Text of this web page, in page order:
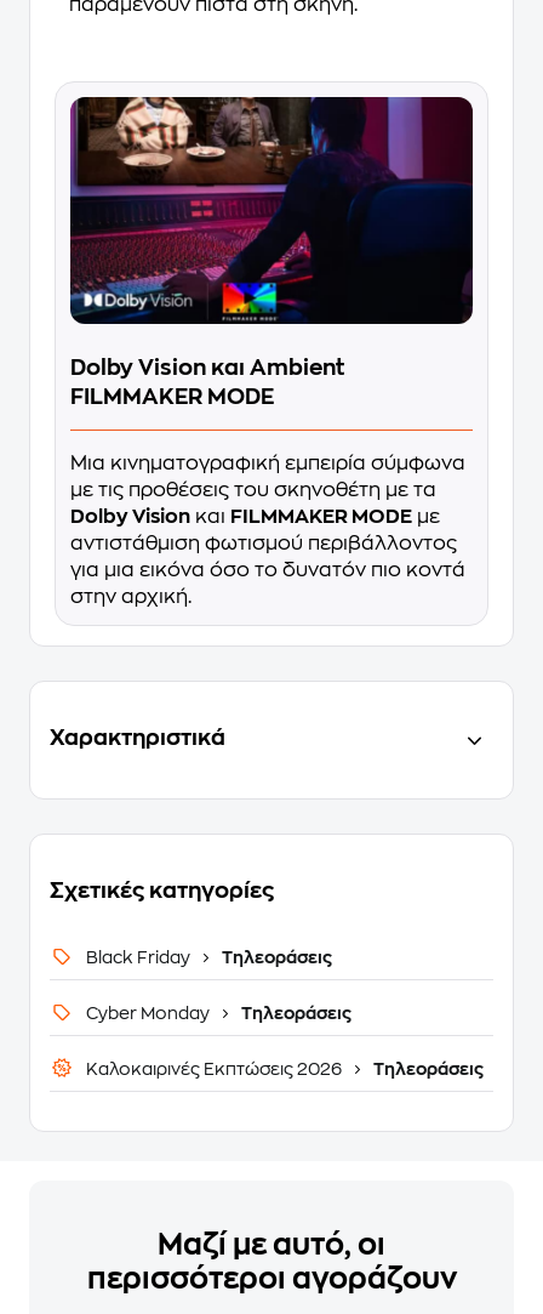
παραμένουν πιστά στη σκηνή.
Dolby Vision και Ambient
FILMMAKER MODE
Μια κινηματογραφική εμπειρία σύμφωνα
με τις προθέσεις του σκηνοθέτη με τα
Dolby Vision και FILMMAKER MODE με
αντιστάθμιση φωτισμού περιβάλλοντος
για μια εικόνα όσο το δυνατόν πιο κοντά
στην αρχική.
Χαρακτηριστικά
Σχετικές κατηγορίες
Black Friday Τηλεοράσεις
Cyber Monday Τηλεοράσεις
Καλοκαιρινές Εκπτώσεις 2026 Τηλεοράσεις
Μαζί με αυτό, οι
περισσότεροι αγοράζουν